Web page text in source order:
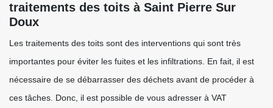
traitements des toits à Saint Pierre Sur
Doux
Les traitements des toits sont des interventions qui sont très
importantes pour éviter les fuites et les infiltrations. En fait, il est
nécessaire de se débarrasser des déchets avant de procéder à
ces tâches. Donc, il est possible de vous adresser à VAT